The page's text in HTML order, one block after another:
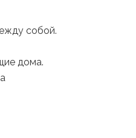
собой.
дома.